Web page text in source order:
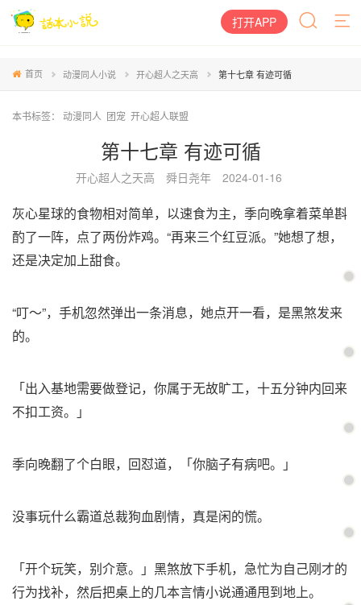
打开APP
首页 动漫同人小说 开心超人之天高 第十七章 有迹可循
本书标签： 动漫同人 团宠 开心超人联盟
第十七章 有迹可循
开心超人之天高 舜日尧年 2024-01-16
灰心星球的食物相对简单，以速食为主，季向晚拿着菜单斟
酌了一阵，点了两份炸鸡。“再来三个红豆派。”她想了想，
还是决定加上甜食。
“叮～”，手机忽然弹出一条消息，她点开一看，是黑煞发来
的。
「出入基地需要做登记，你属于无故旷工，十五分钟内回来
不扣工资。」
季向晚翻了个白眼，回怼道，「你脑子有病吧。」
没事玩什么霸道总裁狗血剧情，真是闲的慌。
「开个玩笑，别介意。」黑煞放下手机，急忙为自己刚才的
行为找补，然后把桌上的几本言情小说通通甩到地上。